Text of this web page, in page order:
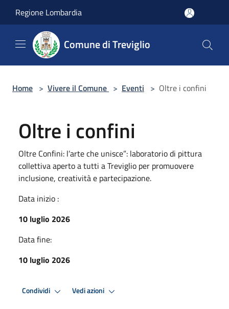
Regione Lombardia
Comune di Treviglio
Home > Vivere il Comune > Eventi > Oltre i confini
Oltre i confini
Oltre Confini: l’arte che unisce”: laboratorio di pittura
collettiva aperto a tutti a Treviglio per promuovere
inclusione, creatività e partecipazione.
Data inizio :
10 luglio 2026
Data fine:
10 luglio 2026
Condividi Vedi azioni